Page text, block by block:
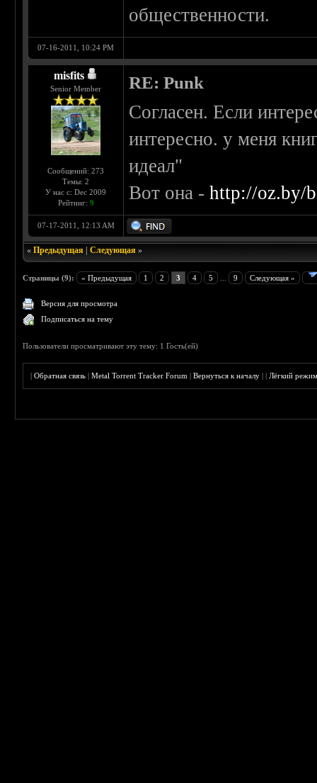
общественности.
07-16-2011, 10:24 PM
misfits
Senior Member
Сообщений: 273
Темы: 2
У нас с: Dec 2009
Рейтинг: 9
RE: Punk
Согласен. Если
интересно. у меня
идеал"
Вот она -http://oz.by/
07-17-2011, 12:13 AM
«Предыдущая |Следующая »
Страницы (9): « Предыдущая 1 2 3 4 5 9 Следующая »
Версия для просмотра
Подписаться на тему
Пользователи просматривают эту тему: 1 Гость(ей)
|Обратная связь |Metal Torrent Tracker Forum |Вернуться к началу ||Лёгкий